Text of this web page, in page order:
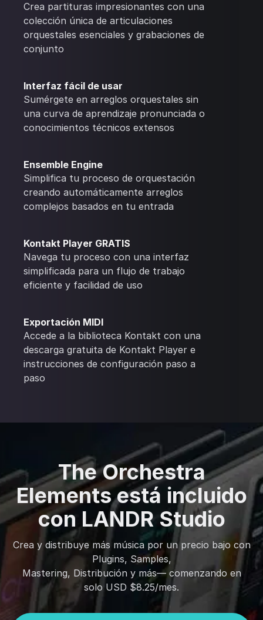
Crea partituras impresionantes con una
colección única de articulaciones
orquestales esenciales y grabaciones de
conjunto
Interfaz fácil de usar
Sumérgete en arreglos orquestales sin
una curva de aprendizaje pronunciada o
conocimientos técnicos extensos
Ensemble Engine
Simplifica tu proceso de orquestación
creando automáticamente arreglos
complejos basados en tu entrada
Kontakt Player GRATIS
Navega tu proceso con una interfaz
simplificada para un flujo de trabajo
eficiente y facilidad de uso
Exportación MIDI
Accede a la biblioteca Kontakt con una
descarga gratuita de Kontakt Player e
instrucciones de configuración paso a
paso
The Orchestra
Elements está incluido
con LANDR Studio
Crea y distribuye más música por un precio bajo con
Plugins, Samples,
Mastering, Distribución y más— comenzando en
solo USD $8.25/mes.